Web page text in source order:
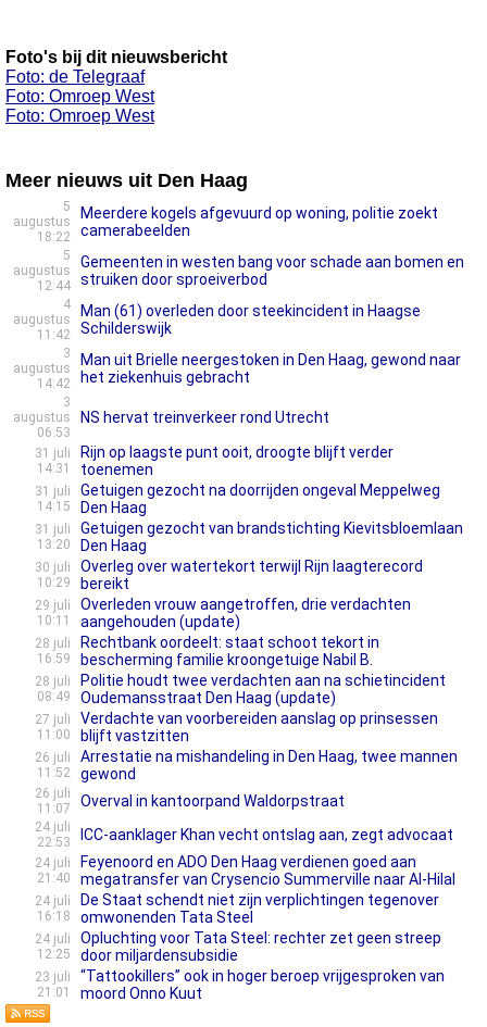
Foto's bij dit nieuwsbericht
Foto: de Telegraaf
Foto: Omroep West
Foto: Omroep West
Meer nieuws uit Den Haag
5
augustus
18:22
Meerdere kogels afgevuurd op woning, politie zoekt
camerabeelden
5
augustus
12:44
Gemeenten in westen bang voor schade aan bomen en
struiken door sproeiverbod
4
augustus
11:42
Man (61) overleden door steekincident in Haagse
Schilderswijk
3
augustus
14:42
Man uit Brielle neergestoken in Den Haag, gewond naar
het ziekenhuis gebracht
3
augustus
06:53
NS hervat treinverkeer rond Utrecht
31 juli
14:31
Rijn op laagste punt ooit, droogte blijft verder
toenemen
31 juli
14:15
Getuigen gezocht na doorrijden ongeval Meppelweg
Den Haag
31 juli
13:20
Getuigen gezocht van brandstichting Kievitsbloemlaan
Den Haag
30 juli
10:29
Overleg over watertekort terwijl Rijn laagterecord
bereikt
29 juli
10:11
Overleden vrouw aangetroffen, drie verdachten
aangehouden (update)
28 juli
16:59
Rechtbank oordeelt: staat schoot tekort in
bescherming familie kroongetuige Nabil B.
28 juli
08:49
Politie houdt twee verdachten aan na schietincident
Oudemansstraat Den Haag (update)
27 juli
11:00
Verdachte van voorbereiden aanslag op prinsessen
blijft vastzitten
26 juli
11:52
Arrestatie na mishandeling in Den Haag, twee mannen
gewond
26 juli
11:07
Overval in kantoorpand Waldorpstraat
24 juli
22:53
ICC-aanklager Khan vecht ontslag aan, zegt advocaat
24 juli
21:40
Feyenoord en ADO Den Haag verdienen goed aan
megatransfer van Crysencio Summerville naar Al-Hilal
24 juli
16:18
De Staat schendt niet zijn verplichtingen tegenover
omwonenden Tata Steel
24 juli
12:25
Opluchting voor Tata Steel: rechter zet geen streep
door miljardensubsidie
23 juli
21:01
“Tattookillers” ook in hoger beroep vrijgesproken van
moord Onno Kuut